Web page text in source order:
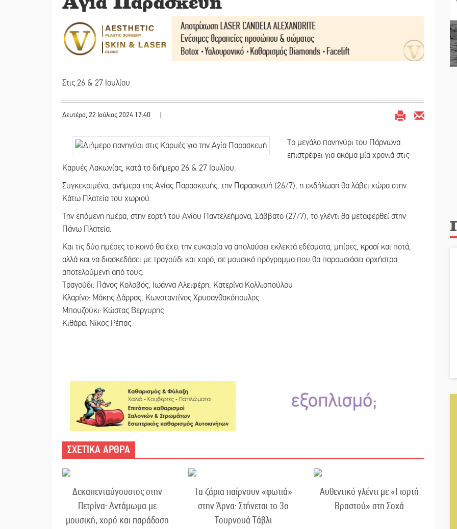
Στις 26 & 27 Ιουλίου
Δευτέρα, 22 Ιούλιος 2024 17:40 |
Το μεγάλο πανηγύρι του Πάρνωνα
επιστρέφει για ακόμα μία χρονιά στις
Καρυές Λακωνίας, κατά το διήμερο 26 & 27 Ιουλίου.
Συγκεκριμένα, ανήμερα της Αγίας Παρασκευής, την Παρασκευή (26/7), η εκδήλωση θα λάβει χώρα στην
Κάτω Πλατεία του χωριού.
Την επόμενη ημέρα, στην εορτή του Αγίου Παντελεήμονα, Σάββατο (27/7), το γλέντι θα μεταφερθεί στην
Πάνω Πλατεία.
Και τις δύο ημέρες το κοινό θα έχει την ευκαιρία να απολαύσει εκλεκτά εδέσματα, μπίρες, κρασί και ποτά,
αλλά και να διασκεδάσει με τραγούδι και χορό, σε μουσικό πρόγραμμα που θα παρουσιάσει ορχήστρα
αποτελούμενη από τους:
Τραγούδι: Πάνος Κολοβός, Ιωάννα Αλειφέρη, Κατερίνα Κολλιοπούλου
Κλαρίνο: Μάκης Δάρρας, Κωνσταντίνος Χρυσανθακόπουλος
Μπουζούκι: Κώστας Βεργυρης
Κιθάρα: Νίκος Ρέπας
ΣΧΕΤΙΚΑ ΑΡΘΡΑ
Δεκαπενταύγουστος στην
Πετρίνα: Αντάμωμα με
μουσική, χορό και παράδοση
Τα ζάρια παίρνουν «φωτιά»
στην Άρνα: Στήνεται το 3ο
Τουρνουά Τάβλι
Αυθεντικό γλέντι με «Γιορτή
Βραστού» στη Σοχά